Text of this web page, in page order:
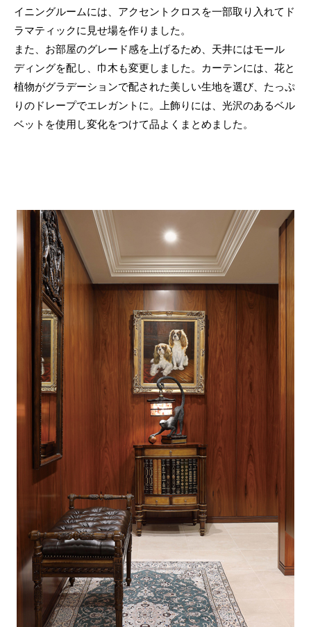
イニングルームには、アクセントクロスを一部取り入れてド
ラマティックに見せ場を作りました。
また、お部屋のグレード感を上げるため、天井にはモール
ディングを配し、巾木も変更しました。カーテンには、花と
植物がグラデーションで配された美しい生地を選び、たっぷ
りのドレープでエレガントに。上飾りには、光沢のあるベル
ベットを使用し変化をつけて品よくまとめました。